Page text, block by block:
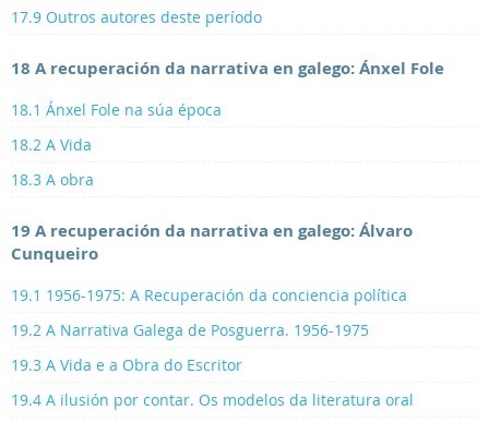
17.9 Outros autores deste período
18 A recuperación da narrativa en galego: Ánxel Fole
18.1 Ánxel Fole na súa época
18.2 A Vida
18.3 A obra
19 A recuperación da narrativa en galego: Álvaro
Cunqueiro
19.1 1956-1975: A Recuperación da conciencia política
19.2 A Narrativa Galega de Posguerra. 1956-1975
19.3 A Vida e a Obra do Escritor
19.4 A ilusión por contar. Os modelos da literatura oral